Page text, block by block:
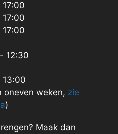
12:30
oneven weken, zie
)
Maak dan